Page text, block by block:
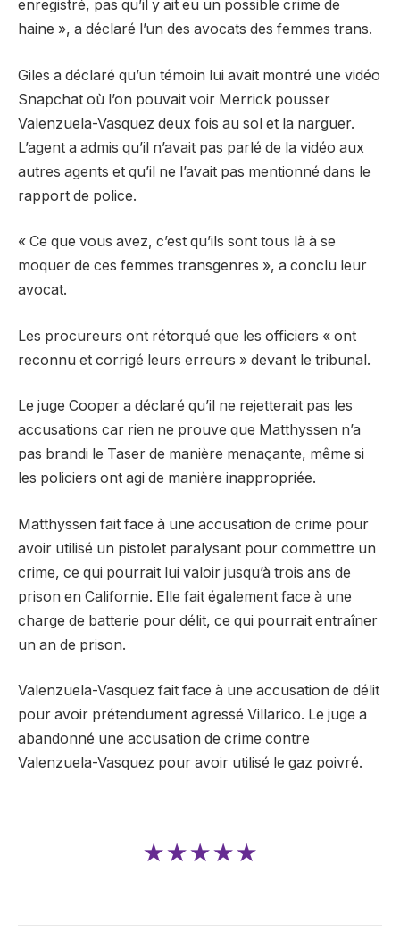
enregistré, pas qu’il y ait eu un possible crime de
haine », a déclaré l’un des avocats des femmes trans.
Giles a déclaré qu’un témoin lui avait montré une vidéo
Snapchat où l’on pouvait voir Merrick pousser
Valenzuela-Vasquez deux fois au sol et la narguer.
L’agent a admis qu’il n’avait pas parlé de la vidéo aux
autres agents et qu’il ne l’avait pas mentionné dans le
rapport de police.
« Ce que vous avez, c’est qu’ils sont tous là à se
moquer de ces femmes transgenres », a conclu leur
avocat.
Les procureurs ont rétorqué que les officiers « ont
reconnu et corrigé leurs erreurs » devant le tribunal.
Le juge Cooper a déclaré qu’il ne rejetterait pas les
accusations car rien ne prouve que Matthyssen n’a
pas brandi le Taser de manière menaçante, même si
les policiers ont agi de manière inappropriée.
Matthyssen fait face à une accusation de crime pour
avoir utilisé un pistolet paralysant pour commettre un
crime, ce qui pourrait lui valoir jusqu’à trois ans de
prison en Californie. Elle fait également face à une
charge de batterie pour délit, ce qui pourrait entraîner
un an de prison.
Valenzuela-Vasquez fait face à une accusation de délit
pour avoir prétendument agressé Villarico. Le juge a
abandonné une accusation de crime contre
Valenzuela-Vasquez pour avoir utilisé le gaz poivré.
★★★★★